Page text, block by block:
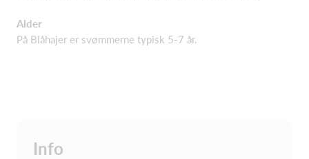
Alder
På Blåhajer er svømmerne typisk 5-7 år.
Info